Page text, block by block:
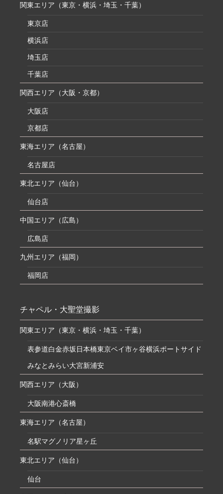
関東エリア（東京・横浜・埼玉・千葉）
東京店
横浜店
埼玉店
千葉店
関西エリア（大阪・京都）
大阪店
京都店
東海エリア（名古屋）
名古屋店
東北エリア（仙台）
仙台店
中国エリア（広島）
広島店
九州エリア（福岡）
福岡店
チャペル・大聖堂撮影
関東エリア（東京・横浜・埼玉・千葉）
表参道白金赤坂 日本橋東京ベイ市ヶ谷横浜ポートサイド
みなとみらい大宮新浦安
関西エリア（大阪）
大阪南港心斎橋
東海エリア（名古屋）
名駅マグノリア星ヶ丘
東北エリア（仙台）
仙台